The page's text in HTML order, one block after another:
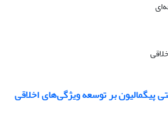
پیگمالیون بر توسعه ویژگی‌های اخلاقی